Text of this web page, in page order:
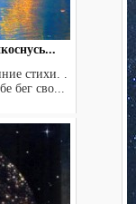
стихи. .
бег сво...